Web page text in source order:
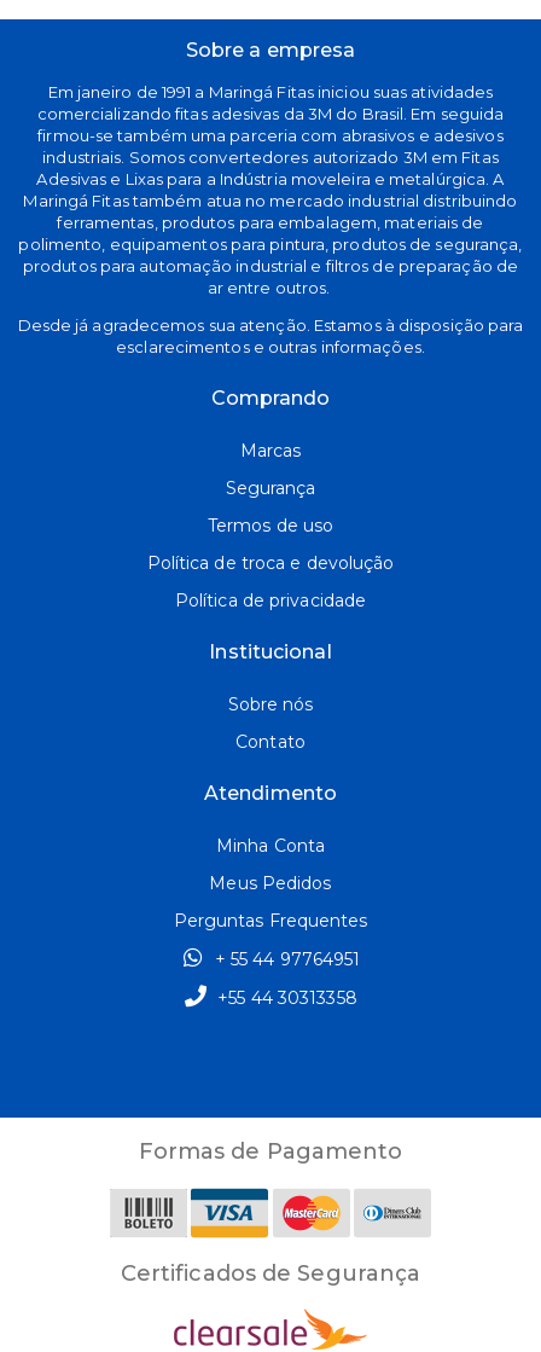
Sobre a empresa
Em janeiro de 1991 a Maringá Fitas iniciou suas atividades
comercializando fitas adesivas da 3M do Brasil. Em seguida
firmou-se também uma parceria com abrasivos e adesivos
industriais. Somos convertedores autorizado 3M em Fitas
Adesivas e Lixas para a Indústria moveleira e metalúrgica. A
Maringá Fitas também atua no mercado industrial distribuindo
ferramentas, produtos para embalagem, materiais de
polimento, equipamentos para pintura, produtos de segurança,
produtos para automação industrial e filtros de preparação de
ar entre outros.
Desde já agradecemos sua atenção. Estamos à disposição para
esclarecimentos e outras informações.
Comprando
Marcas
Segurança
Termos de uso
Política de troca e devolução
Política de privacidade
Institucional
Sobre nós
Contato
Atendimento
Minha Conta
Meus Pedidos
Perguntas Frequentes
+ 55 44 97764951
+55 44 30313358
Formas de Pagamento
Certificados de Segurança